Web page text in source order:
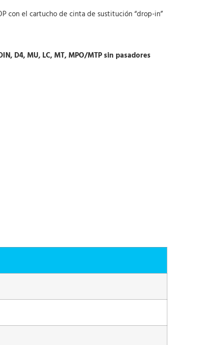
con el cartucho de cinta de sustitución “drop-in”
D4, MU, LC, MT, MPO/MTP sin pasadores